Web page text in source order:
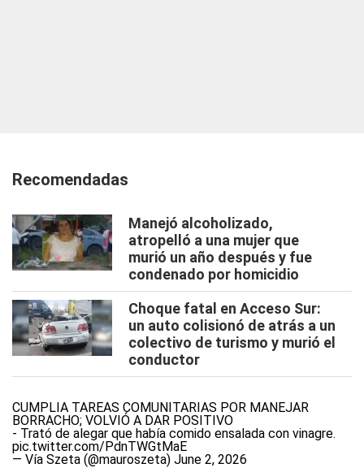
Recomendadas
Manejó alcoholizado,
atropelló a una mujer que
murió un año después y fue
condenado por homicidio
Choque fatal en Acceso Sur:
un auto colisionó de atrás a un
colectivo de turismo y murió el
conductor
CUMPLÍA TAREAS COMUNITARIAS POR MANEJAR
BORRACHO; VOLVIÓ A DAR POSITIVO
- Trató de alegar que había comido ensalada con vinagre.
pic.twitter.com/PdnTWGtMaE
— Vía Szeta (@mauroszeta) June 2, 2026